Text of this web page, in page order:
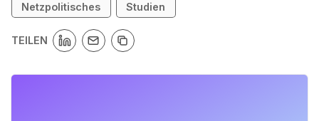
Netzpolitisches Studien
TEILEN